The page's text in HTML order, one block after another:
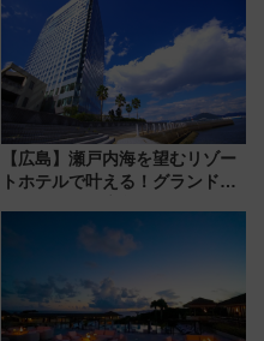
【広島】瀬戸内海を望むリゾー
トホテルで叶える！グランドプ
ディング＆カジュアルパーティ